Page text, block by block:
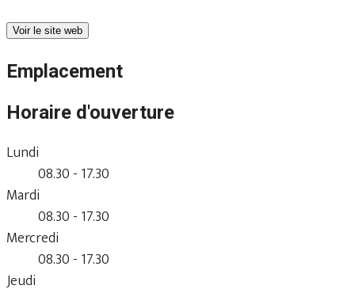
Voir le site web
Emplacement
Horaire d'ouverture
Lundi
08.30 - 17.30
Mardi
08.30 - 17.30
Mercredi
08.30 - 17.30
Jeudi